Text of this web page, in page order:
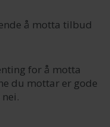
å motta tilbud
for å motta
du mottar er gode